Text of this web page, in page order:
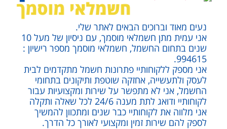
נעים מאוד וברוכים הבאים לאתר שלי.
אני עמית מתן חשמלאי מוסמך, עם ניסיון של מעל 10
שנים בתחום החשמל, חשמלאי מוסמך מספר רישיון :
994615.
אני מספק ללקוחותיי פתרונות חשמל מתקדמים לבית
לעסק ולתעשייה, אחזקה שוטפת ותיקונים בתחומי
החשמל, אני לא מתפשר על שירות ומקצועיות עבור
לקוחותיי ודואג לתת מענה 24/6 לכל שאלה ותקלה
אני מלווה את לקוחותיי כבר שנים ומתכוון להמשיך
לספק להם שירות זמין ומקצועי לאורך כל הדרך.